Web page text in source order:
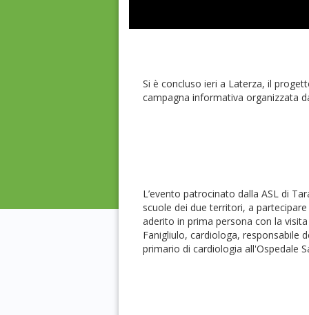
Si è concluso ieri a Laterza, il
campagna informativa organizzata
L’evento patrocinato dalla ASL di
scuole dei due territori, a
aderito in prima persona con la
Fanigliulo, cardiologa, responsabile
primario di cardiologia all'Ospedale